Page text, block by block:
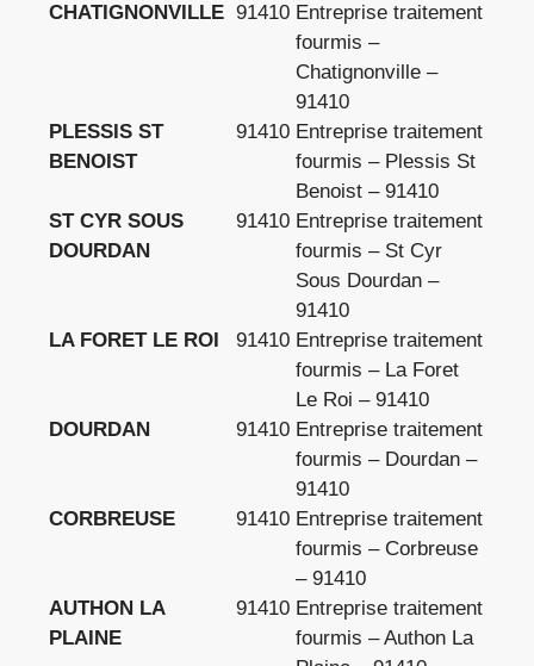
CHATIGNONVILLE 91410 Entreprise traitement
fourmis –
Chatignonville –
91410
PLESSIS ST
BENOIST
91410 Entreprise traitement
fourmis – Plessis St
Benoist – 91410
ST CYR SOUS
DOURDAN
91410 Entreprise traitement
fourmis – St Cyr
Sous Dourdan –
91410
LA FORET LE ROI
91410 Entreprise traitement
fourmis – La Foret
Le Roi – 91410
DOURDAN
91410 Entreprise traitement
fourmis – Dourdan –
91410
CORBREUSE
91410 Entreprise traitement
fourmis – Corbreuse
– 91410
AUTHON LA
PLAINE
91410 Entreprise traitement
fourmis – Authon La